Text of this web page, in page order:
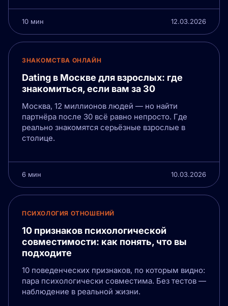
10 мин 12.03.2026
ЗНАКОМСТВА ОНЛАЙН
Dating в Москве для взрослых: где
знакомиться, если вам за 30
Москва, 12 миллионов людей — но найти
партнёра после 30 всё равно непросто. Где
реально знакомятся серьёзные взрослые в
столице.
6 мин 10.03.2026
ПСИХОЛОГИЯ ОТНОШЕНИЙ
10 признаков психологической
совместимости: как понять, что вы
подходите
10 поведенческих признаков, по которым видно:
пара психологически совместима. Без тестов —
наблюдение в реальной жизни.